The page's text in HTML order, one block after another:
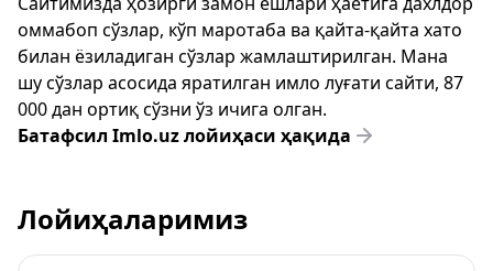
оммабоп сўзлар, кўп маротаба ва қайта-қайта хато
билан ёзиладиган сўзлар жамлаштирилган. Мана
шу сўзлар асосида яратилган имло луғати сайти, 87
000 дан ортиқ сўзни ўз ичига олган.
Батафсил Imlo.uz лойиҳаси ҳақида
Лойиҳаларимиз